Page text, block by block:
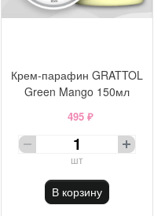
Крем-парафин GRATTOL
Green Mango 150мл
495 ₽
шт
В корзину